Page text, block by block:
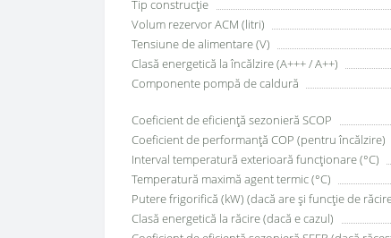
Tip construcție
Volum rezervor ACM (litri)
Tensiune de alimentare (V)
Clasă energetică la încălzire (A+++ / A++)
Componente pompă de caldură
Coeficient de eficiență sezonieră SCOP
Coeficient de performanță COP (pentru încălzire)
Interval temperatură exterioară funcționare (°C)
Temperatură maximă agent termic (°C)
Putere frigorifică (kW) (dacă are și funcție de
Clasă energetică la răcire (dacă e cazul)